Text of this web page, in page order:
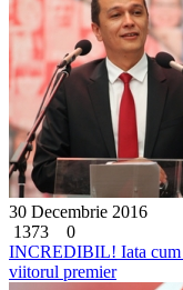
30 Decembrie 2016
1373
0
INCREDIBIL! Iata cum
viitorul premier